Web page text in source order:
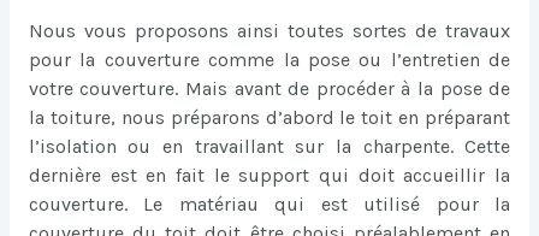
Nous vous proposons ainsi toutes sortes de travaux
pour la couverture comme la pose ou l’entretien de
votre couverture. Mais avant de procéder à la pose de
la toiture, nous préparons d’abord le toit en préparant
l’isolation ou en travaillant sur la charpente. Cette
dernière est en fait le support qui doit accueillir la
couverture. Le matériau qui est utilisé pour la